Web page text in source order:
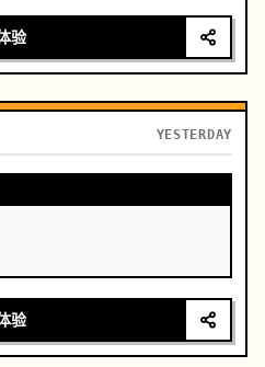
验
YESTERDAY
验